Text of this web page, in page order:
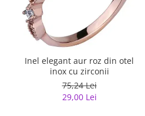
Inel elegant aur roz din otel
inox cu zirconii
75,24 Lei
29,00 Lei